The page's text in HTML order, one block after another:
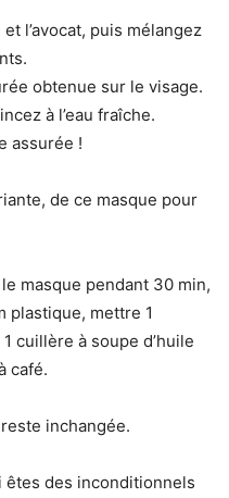
l’avocat, puis mélangez
obtenue sur le visage.
à l’eau fraîche.
assurée !
de ce masque pour
masque pendant 30 min,
plastique, mettre 1
cuillère à soupe d’huile
café.
inchangée.
êtes des inconditionnels